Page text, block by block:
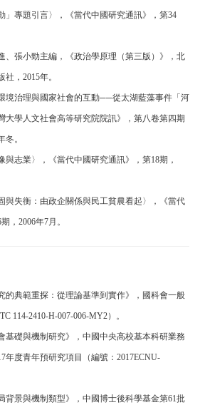
」專題引言〉，《當代中國研究通訊》，第34
、張小勁主編，《政治學原理（第三版）》，北
，2015年。
境治理與國家社會的互動──從太湖藍藻事件「河
大學人文社會高等研究院院訊》，第八卷第四期
冬。
與志業〉，《當代中國研究通訊》，第18期，
與失衡：由政企關係與民工貧農看起〉，《當代
，2006年7月。
的典範重探：從理論基準到實作》，國科會一般
114-2410-H-007-006-MY2）。
基礎與機制研究》，中國中央高校基本科研業務
年度青年預研究項目（編號：2017ECNU-
背景與機制類型》，中國博士後科學基金第61批